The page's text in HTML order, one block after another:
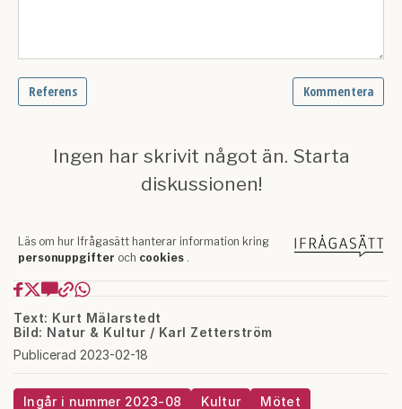
Text: Kurt Mälarstedt
Bild: Natur & Kultur / Karl Zetterström
Publicerad 2023-02-18
Ingår i nummer 2023-08 Kultur Mötet